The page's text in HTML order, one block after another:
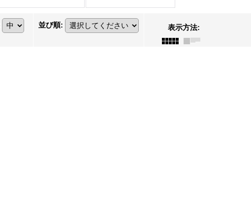
並び順: 表示方法: